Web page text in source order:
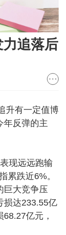
追落后
升有一定值博
年反弹的主
现远远跑输
累跌近6%。
巨大竞争压
损达233.55亿
亿元，